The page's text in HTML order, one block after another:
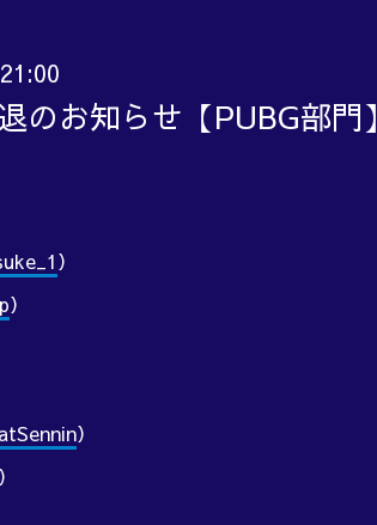
のお知らせ【PUBG部門】
）
）
）
）